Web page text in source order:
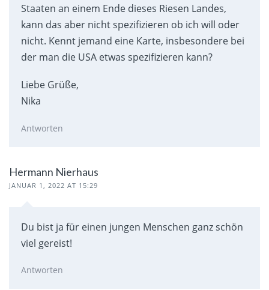
Staaten an einem Ende dieses Riesen Landes,
kann das aber nicht spezifizieren ob ich will oder
nicht. Kennt jemand eine Karte, insbesondere bei
der man die USA etwas spezifizieren kann?
Liebe Grüße,
Nika
Antworten
Hermann Nierhaus
JANUAR 1, 2022 AT 15:29
Du bist ja für einen jungen Menschen ganz schön
viel gereist!
Antworten